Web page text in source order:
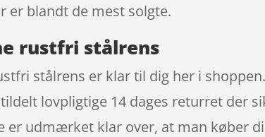
er blandt de mest solgte.
rustfri stålrens
stålrens er klar til dig her i
lovpligtige 14 dages returret der
er udmærket klar over, at man køber